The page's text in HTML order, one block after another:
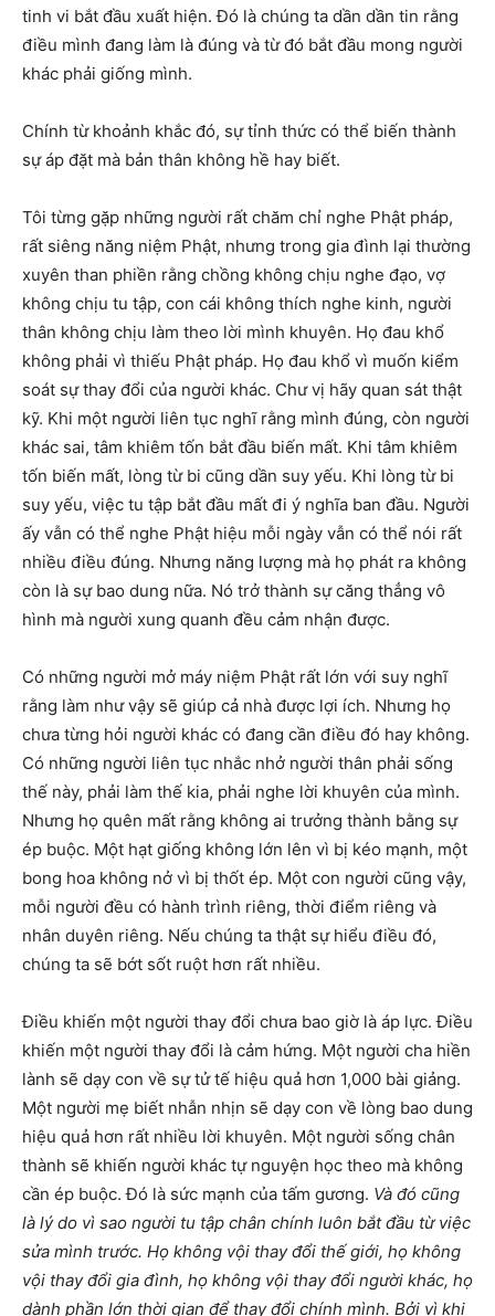
tinh vi bắt đầu xuất hiện. Đó là chúng ta dần dần tin rằng
điều mình đang làm là đúng và từ đó bắt đầu mong người
khác phải giống mình.
Chính từ khoảnh khắc đó, sự tỉnh thức có thể biến thành
sự áp đặt mà bản thân không hề hay biết.
Tôi từng gặp những người rất chăm chỉ nghe Phật pháp,
rất siêng năng niệm Phật, nhưng trong gia đình lại thường
xuyên than phiền rằng chồng không chịu nghe đạo, vợ
không chịu tu tập, con cái không thích nghe kinh, người
thân không chịu làm theo lời mình khuyên. Họ đau khổ
không phải vì thiếu Phật pháp. Họ đau khổ vì muốn kiểm
soát sự thay đổi của người khác. Chư vị hãy quan sát thật
kỹ. Khi một người liên tục nghĩ rằng mình đúng, còn người
khác sai, tâm khiêm tốn bắt đầu biến mất. Khi tâm khiêm
tốn biến mất, lòng từ bi cũng dần suy yếu. Khi lòng từ bi
suy yếu, việc tu tập bắt đầu mất đi ý nghĩa ban đầu. Người
ấy vẫn có thể nghe Phật hiệu mỗi ngày vẫn có thể nói rất
nhiều điều đúng. Nhưng năng lượng mà họ phát ra không
còn là sự bao dung nữa. Nó trở thành sự căng thẳng vô
hình mà người xung quanh đều cảm nhận được.
Có những người mở máy niệm Phật rất lớn với suy nghĩ
rằng làm như vậy sẽ giúp cả nhà được lợi ích. Nhưng họ
chưa từng hỏi người khác có đang cần điều đó hay không.
Có những người liên tục nhắc nhở người thân phải sống
thế này, phải làm thế kia, phải nghe lời khuyên của mình.
Nhưng họ quên mất rằng không ai trưởng thành bằng sự
ép buộc. Một hạt giống không lớn lên vì bị kéo mạnh, một
bong hoa không nở vì bị thốt ép. Một con người cũng vậy,
mỗi người đều có hành trình riêng, thời điểm riêng và
nhân duyên riêng. Nếu chúng ta thật sự hiểu điều đó,
chúng ta sẽ bớt sốt ruột hơn rất nhiều.
Điều khiến một người thay đổi chưa bao giờ là áp lực. Điều
khiến một người thay đổi là cảm hứng. Một người cha hiền
lành sẽ dạy con về sự tử tế hiệu quả hơn 1,000 bài giảng.
Một người mẹ biết nhẫn nhịn sẽ dạy con về lòng bao dung
hiệu quả hơn rất nhiều lời khuyên. Một người sống chân
thành sẽ khiến người khác tự nguyện học theo mà không
cần ép buộc. Đó là sức mạnh của tấm gương. Và đó cũng
là lý do vì sao người tu tập chân chính luôn bắt đầu từ việc
sửa mình trước. Họ không vội thay đổi thế giới, họ không
vội thay đổi gia đình, họ không vội thay đổi người khác, họ
dành phần lớn thời gian để thay đổi chính mình. Bởi vì khi